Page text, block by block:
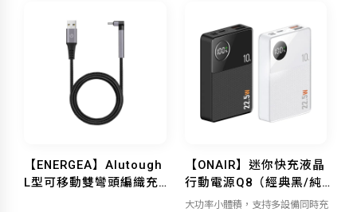
【ENERGEA】Alutough
L型可移動雙彎頭編織充電
【ONAIR】迷你快充液晶
行動電源Q8（經典黑/純
淨白）
大功率小體積，支持多設備同時充